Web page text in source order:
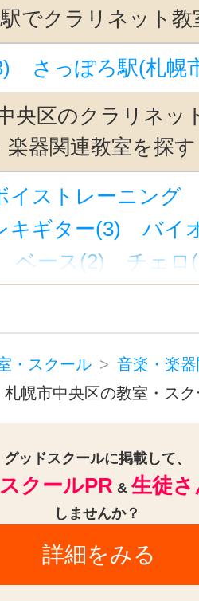
でクラリネット教
さっぽろ駅(札幌
央区のクラリネッ
楽器関連教室を探す
イストレーニング
キギター(3)
バイ
ベース(2)
チェロ
(1)
キーボード・
太鼓(1)
パーカッ
ハーモニカ(1)
(2)
チューバ(1)
トランペット(3)
ジャズ(1)
民族楽
線(3)
沖縄三線(3)
ホルン(2)
の他(3)
・スクール
音楽・楽
札幌市中央区の教室・ス
グッドスクールに掲載して、
クールPR & 生徒
しませんか？
詳細をみる